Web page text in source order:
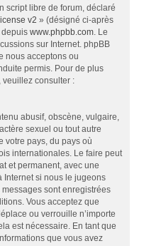
script libre de forum, déclaré
v2 » (désigné ci-après
depuis www.phpbb.com. Le
sur Internet. phpBB
nous acceptons ou
permis. Pour de plus
veuillez consulter :
abusif, obscène, vulgaire,
sexuel ou tout autre
votre pays, du pays où
internationales. Le faire peut
et permanent, avec une
Internet si nous le jugeons
sont enregistrées
Vous acceptez que
ou verrouille n’importe
est nécessaire. En tant que
que vous avez